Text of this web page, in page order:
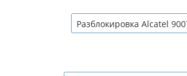
Разблокировка Alcatel